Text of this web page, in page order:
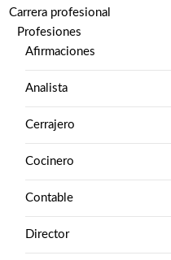
Carrera profesional
Profesiones
Afirmaciones
Analista
Cerrajero
Cocinero
Contable
Director